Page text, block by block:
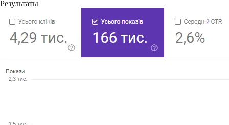
Результаты